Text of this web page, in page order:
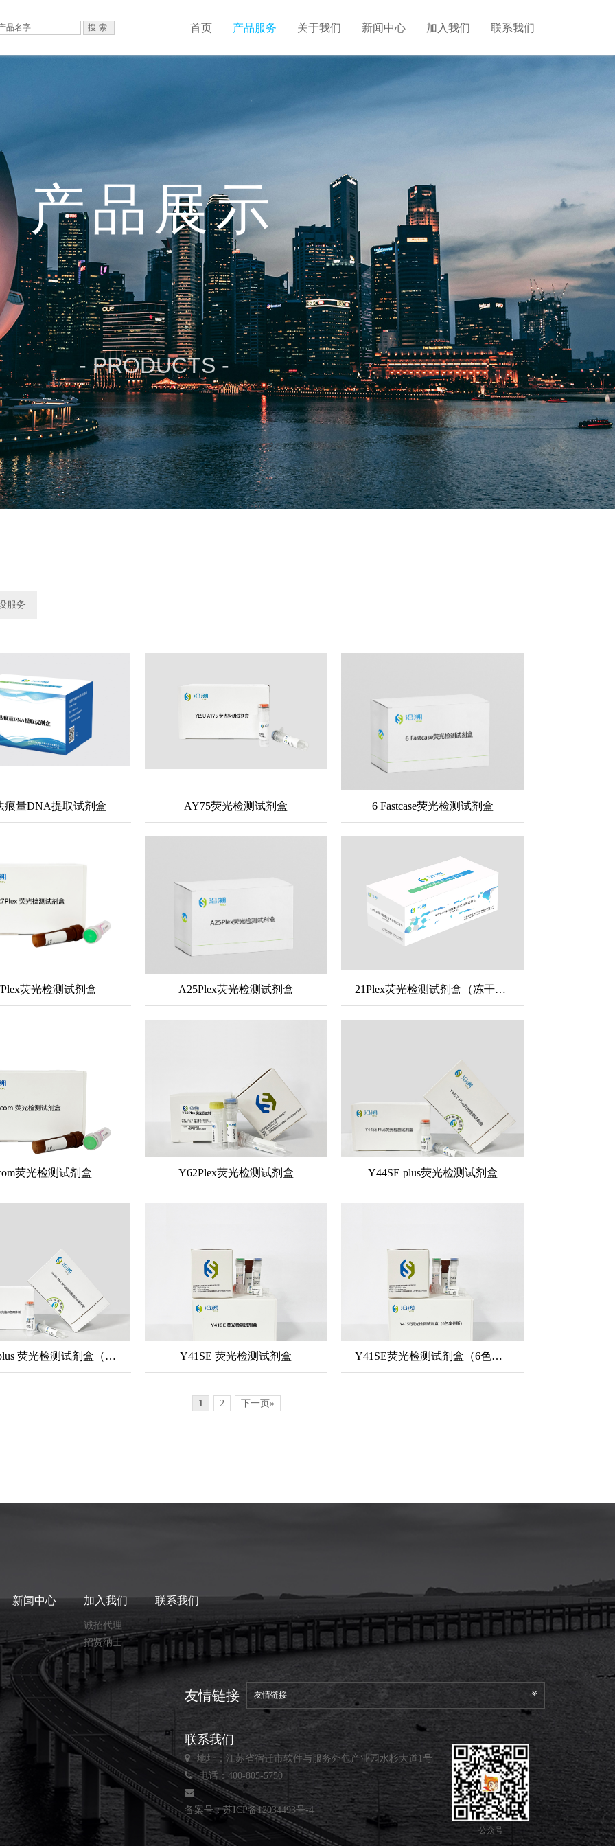
首页 产品服务 关于我们 新闻中心 加入我们 联系我们
产品展示
- PRODUCTS -
服务
痕量DNA提取试剂盒 AY75荧光检测试剂盒 6 Fastcase荧光检测试剂盒
荧光检测试剂盒 A25Plex荧光检测试剂盒 21Plex荧光检测试剂盒（冻干微球）
荧光检测试剂盒 Y62Plex荧光检测试剂盒 Y44SE plus荧光检测试剂盒
Y44SE plus 荧光检测试剂盒（6色案件试剂盒） Y41SE 荧光检测试剂盒 Y41SE荧光检测试剂盒（6色案件试剂盒）
1 2 下一页»
新闻中心 加入我们
诚招代理
招贤纳士
联系我们
友情链接 友情链接
联系我们
地址：江苏省宿迁市软件与服务外包产业园水杉大道1号
电话：400-805-5750
备案号：苏ICP备12034493号-4
公众号